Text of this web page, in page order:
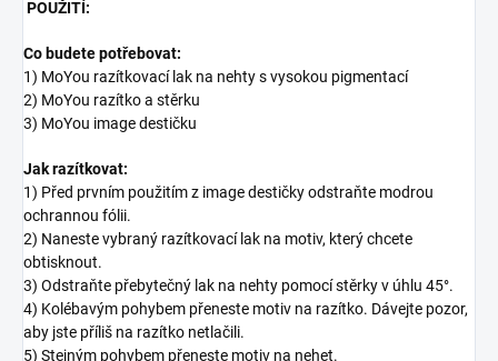
POUŽITÍ:
Co budete potřebovat:
1) MoYou razítkovací lak na nehty s vysokou pigmentací
2) MoYou razítko a stěrku
3) MoYou image destičku
Jak razítkovat:
1) Před prvním použitím z image destičky odstraňte modrou
ochrannou fólii.
2) Naneste vybraný razítkovací lak na motiv, který chcete
obtisknout.
3) Odstraňte přebytečný lak na nehty pomocí stěrky v úhlu 45°.
4) Kolébavým pohybem přeneste motiv na razítko. Dávejte pozor,
aby jste příliš na razítko netlačili.
5) Stejným pohybem přeneste motiv na nehet.